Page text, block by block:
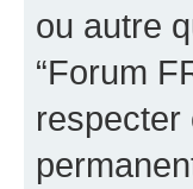
ou autre
“Forum
respecter